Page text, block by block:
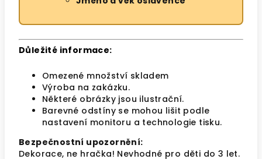
Důležité informace:
Omezené množství skladem
Výroba na zakázku.
Některé obrázky jsou ilustrační.
Barevné odstíny se mohou lišit podle
nastavení monitoru a technologie tisku.
Bezpečnostní upozornění:
Dekorace, ne hračka! Nevhodné pro děti do 3 let.